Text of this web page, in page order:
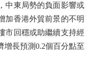
中東局勢的負面影響或
加香港外貿前景的不明
市回穩或助繼續支持經
增長預測0.2個百分點至